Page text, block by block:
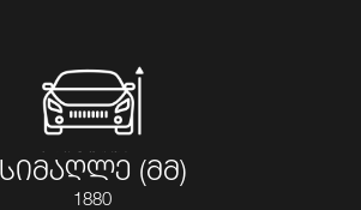
სიმაღლე (მმ)
1880